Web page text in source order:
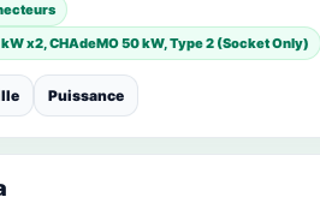
x2, CHAdeMO 50 kW, Type 2 (Socket Only)
Puissance